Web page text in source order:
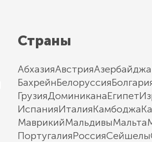
Страны
АбхазияАвстрия
БахрейнБелоруссия
ГрузияДоминиканаЕгипет
ИспанияИталияКамбоджа
МаврикийМальдивыМальта
ПортугалияРоссияСейшелы